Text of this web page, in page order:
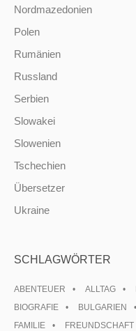
Nordmazedonien
Polen
Rumänien
Russland
Serbien
Slowakei
Slowenien
Tschechien
Übersetzer
Ukraine
SCHLAGWÖRTER
ABENTEUER ALLTAG
BIOGRAFIE
BULGARIEN
FAMILIE
FREUNDSCHAFT